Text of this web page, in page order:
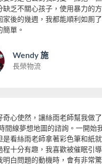
缺乏不關心孩子，使用暴力的
家後的幾週，我都能順利如厠
簡單。
Wendy 施
長榮物流
奇心使然，讓絲雨老師幫我做
間線夢想地圖的諮詢。一開始
是看絲雨老師拿著彩色筆和紙就
程十分有趣，我喜歡被催眠引
明白問題的動機時，會有非常